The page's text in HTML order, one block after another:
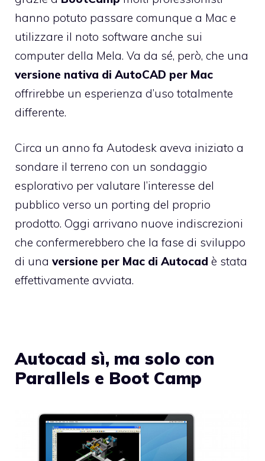
hanno potuto passare comunque a Mac e
utilizzare il noto software anche sui
computer della Mela. Va da sé, però, che una
versione nativa di AutoCAD per Mac
offrirebbe un esperienza d’uso totalmente
differente.
Circa un anno fa Autodesk aveva iniziato a
sondare il terreno con un sondaggio
esplorativo per valutare l’interesse del
pubblico verso un porting del proprio
prodotto. Oggi arrivano nuove indiscrezioni
che confermerebbero che la fase di sviluppo
di una versione per Mac di Autocad è stata
effettivamente avviata.
Autocad sì, ma solo con
Parallels e Boot Camp